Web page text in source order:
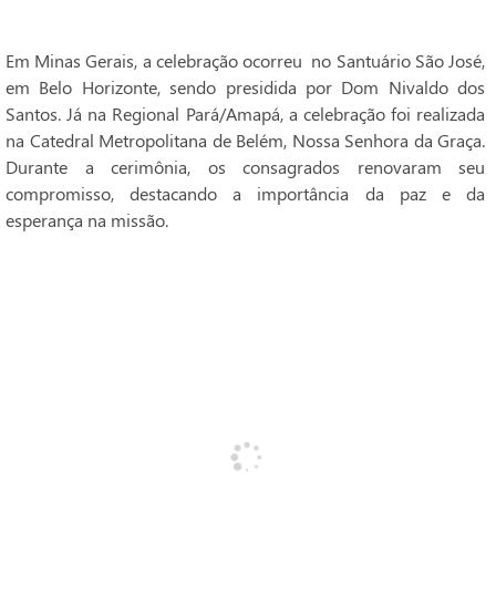
Em Minas Gerais, a celebração ocorreu no Santuário São José,
em Belo Horizonte, sendo presidida por Dom Nivaldo dos
Santos. Já na Regional Pará/Amapá, a celebração foi realizada
na Catedral Metropolitana de Belém, Nossa Senhora da Graça.
Durante a cerimônia, os consagrados renovaram seu
compromisso, destacando a importância da paz e da
esperança na missão.